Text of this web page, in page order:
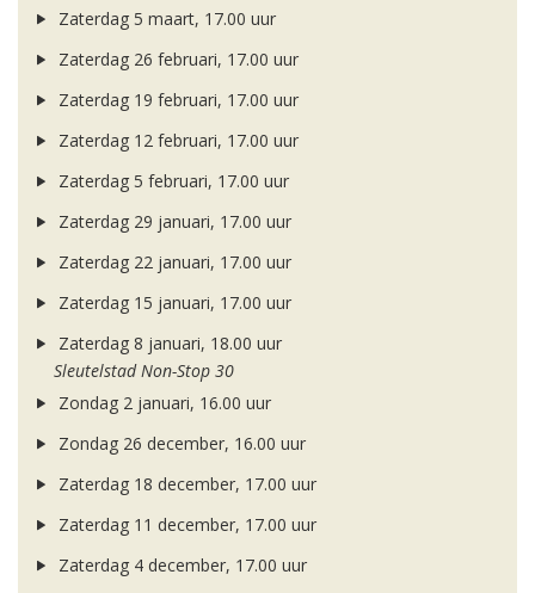
Zaterdag 5 maart, 17.00 uur
Zaterdag 26 februari, 17.00 uur
Zaterdag 19 februari, 17.00 uur
Zaterdag 12 februari, 17.00 uur
Zaterdag 5 februari, 17.00 uur
Zaterdag 29 januari, 17.00 uur
Zaterdag 22 januari, 17.00 uur
Zaterdag 15 januari, 17.00 uur
Zaterdag 8 januari, 18.00 uur
Sleutelstad Non-Stop 30
Zondag 2 januari, 16.00 uur
Zondag 26 december, 16.00 uur
Zaterdag 18 december, 17.00 uur
Zaterdag 11 december, 17.00 uur
Zaterdag 4 december, 17.00 uur